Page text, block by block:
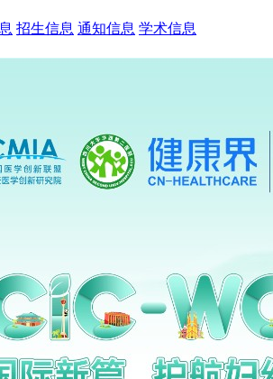
招生信息 通知信息 学术信息